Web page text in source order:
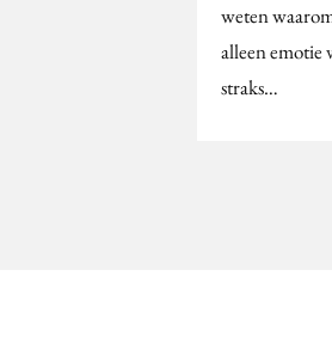
weten
alleen emotie
straks…